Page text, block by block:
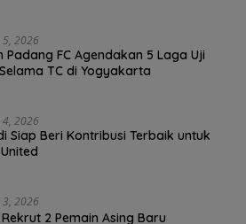
5, 2026
Padang FC Agendakan 5 Laga Uji
TC di Yogyakarta
4, 2026
Siap Beri Kontribusi Terbaik untuk
3, 2026
2 Pemain Asing Baru